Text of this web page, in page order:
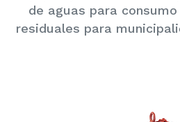
de aguas para
residuales para